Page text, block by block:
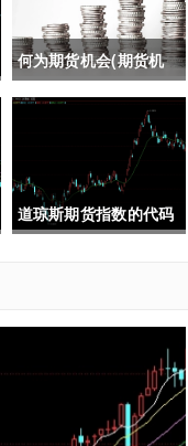
何为期货机会(期货机
会)
道琼斯期货指数的代码